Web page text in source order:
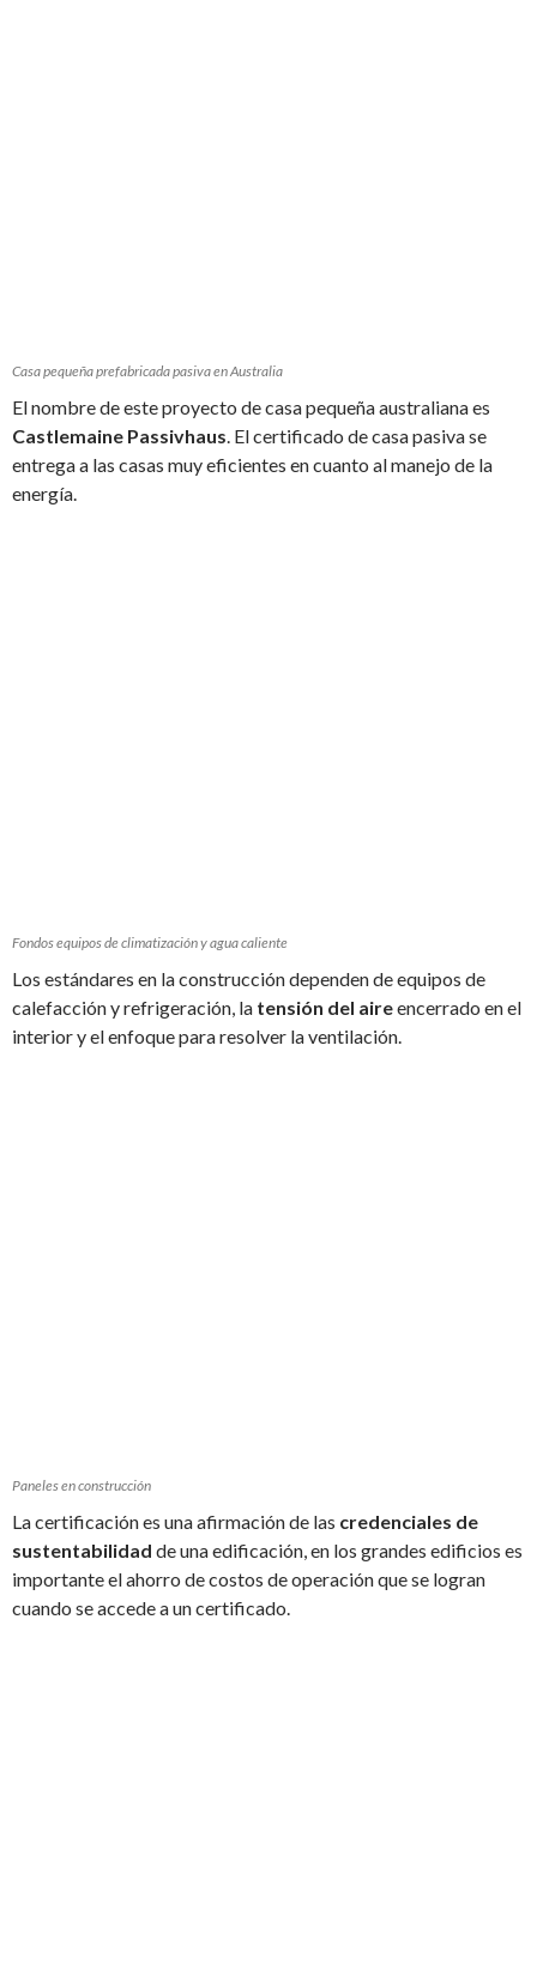
Casa pequeña prefabricada pasiva en Australia
El nombre de este proyecto de casa pequeña australiana es
Castlemaine Passivhaus. El certificado de casa pasiva se
entrega a las casas muy eficientes en cuanto al manejo de la
energía.
Fondos equipos de climatización y agua caliente
Los estándares en la construcción dependen de equipos de
calefacción y refrigeración, la tensión del aireencerrado en el
interior y el enfoque para resolver la ventilación.
Paneles en construcción
La certificación es una afirmación de las credenciales de
sustentabilidad de una edificación, en los grandes edificios es
importante el ahorro de costos de operación que se logran
cuando se accede a un certificado.